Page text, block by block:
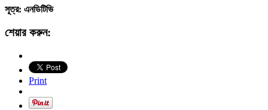
সূত্র: এনডিটিভি
শেয়ার করুন:
Print